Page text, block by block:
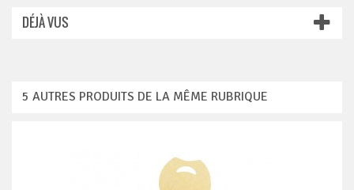
DÉJÀ VUS
5 AUTRES PRODUITS DE LA MÊME RUBRIQUE